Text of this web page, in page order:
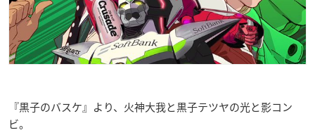
『黒子のバスケ』より、火神大我と黒子テツヤの光と影コン
ビ。